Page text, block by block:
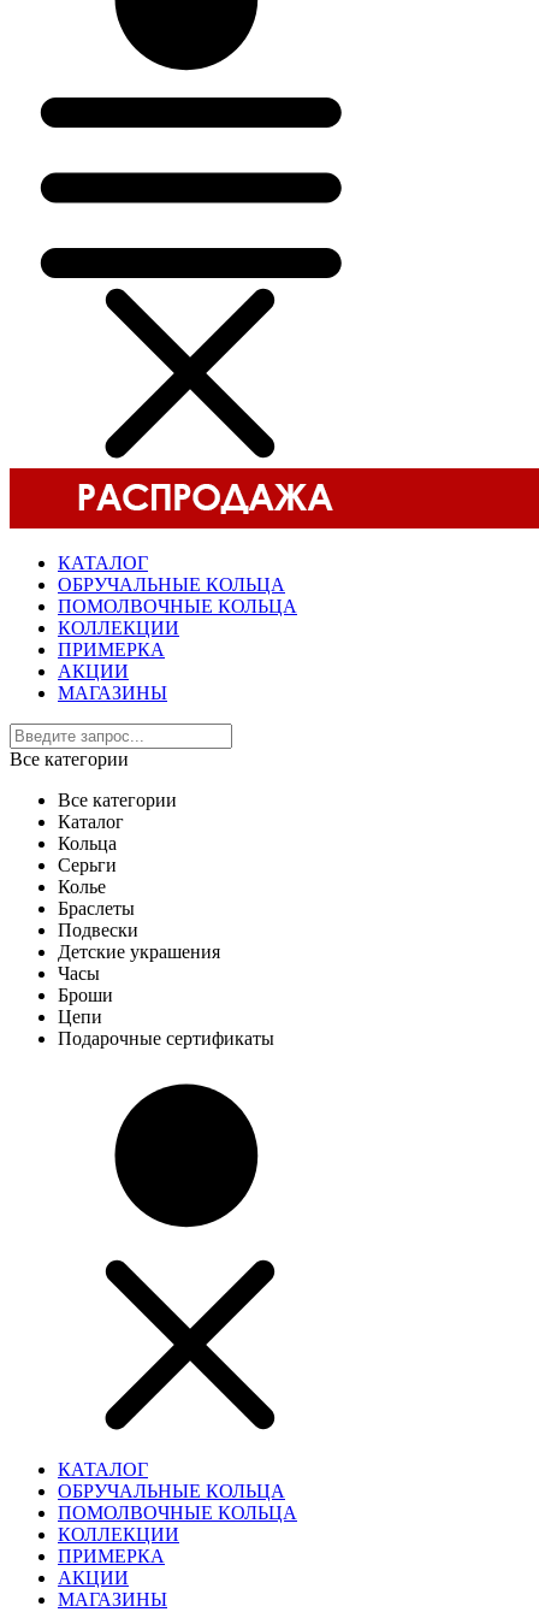
КАТАЛОГ
ОБРУЧАЛЬНЫЕ КОЛЬЦА
ПОМОЛВОЧНЫЕ КОЛЬЦА
КОЛЛЕКЦИИ
ПРИМЕРКА
АКЦИИ
МАГАЗИНЫ
Все категории
Все категории
Каталог
Кольца
Серьги
Колье
Браслеты
Подвески
Детские украшения
Часы
Броши
Цепи
Подарочные сертификаты
КАТАЛОГ
ОБРУЧАЛЬНЫЕ КОЛЬЦА
ПОМОЛВОЧНЫЕ КОЛЬЦА
КОЛЛЕКЦИИ
ПРИМЕРКА
АКЦИИ
МАГАЗИНЫ